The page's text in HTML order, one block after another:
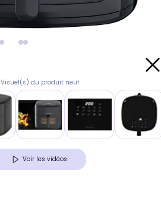
Visuel(s) du produit neuf
Voir les vidéos